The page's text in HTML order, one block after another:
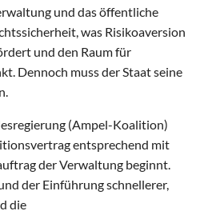
und das öffentliche
was Risikoaversion
und den Raum für
Dennoch muss der Staat seine
(Ampel-Koalition)
entsprechend mit
der Verwaltung beginnt.
der Einführung schnellerer,
die